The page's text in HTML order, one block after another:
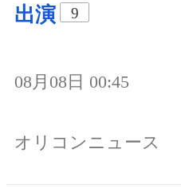
出演
9
08月08日 00:45
オリコンニュース